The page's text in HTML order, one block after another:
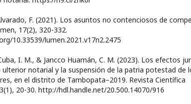
F. (2021). Los asuntos no contenciosos de
17(2), 320-332.
10.33539/lumen.2021.v17n2.2475
I. M., & Jancco Huamán, C. M. (2023). Los efectos
ulterior notarial y la suspensión de la patria potestad de
en el distrito de Tambopata–2019. Revista Científica
20-30. http://hdl.handle.net/20.500.14070/916